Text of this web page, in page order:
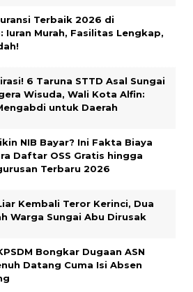
Terbaik 2026 di
Iuran Murah, Fasilitas Lengkap,
6 Taruna STTD Asal Sungai
Wisuda, Wali Kota Alfin:
untuk Daerah
NIB Bayar? Ini Fakta Biaya
Daftar OSS Gratis hingga
Terbaru 2026
Kembali Teror Kerinci, Dua
Warga Sungai Abu Dirusak
Bongkar Dugaan ASN
Datang Cuma Isi Absen